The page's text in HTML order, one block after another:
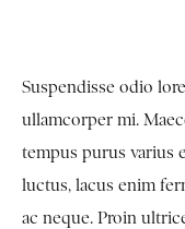
Suspendisse odio
ullamcorper mi.
tempus purus varius
luctus, lacus enim
ac neque. Proin